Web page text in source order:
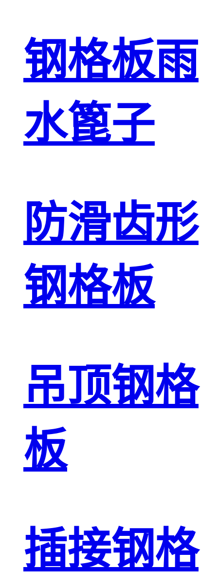
钢格板雨
水篦子
防滑齿形
钢格板
吊顶钢格
板
插接钢格